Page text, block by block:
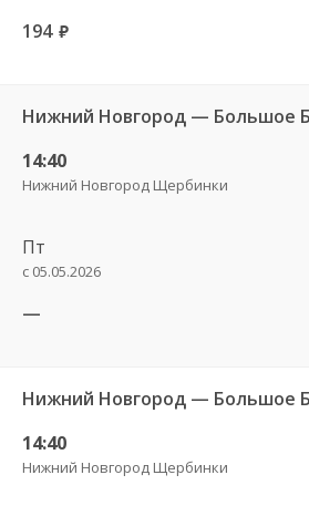
194 руб.
14:40
Нижний Новгород Щербинки
Пт
с 05.05.2026
—
14:40
Нижний Новгород Щербинки